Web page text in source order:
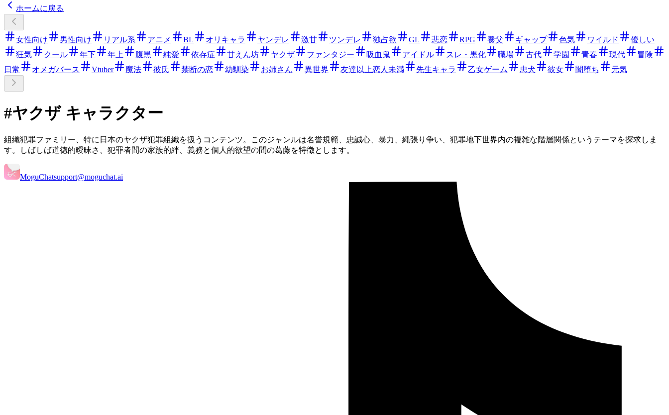
ホームに戻る
女性向け 男性向け リアル系 アニメ BL オリキャラ ヤンデレ 激甘 ツンデレ 独占欲 GL 悲恋 RPG 養父 ギャップ 色気 ワイルド
優しい
狂気
クール 年下 年上 腹黒 純愛 依存症 甘えん坊 ヤクザ ファンタジー 吸血鬼 アイドル スレ・黒化 職場 古代 学園 青春 現代
冒険
日常
オメガバース Vtuber 魔法 彼氏 禁断の恋 幼馴染 お姉さん 異世界 友達以上恋人未満 先生キャラ 乙女ゲーム 忠犬 彼女 闇堕ち 元気
#ヤクザ キャラクター
組織犯罪ファミリー、特に日本のヤクザ犯罪組織を扱うコンテンツ。このジャンルは名誉規範、忠誠心、暴力、縄張り争い、犯罪地下世界内の複雑な階層関係というテーマを探求しま
す。しばしば道徳的曖昧さ、犯罪者間の家族的絆、義務と個人的欲望の間の葛藤を特徴とします。
MoguChatsupport@moguchat.ai